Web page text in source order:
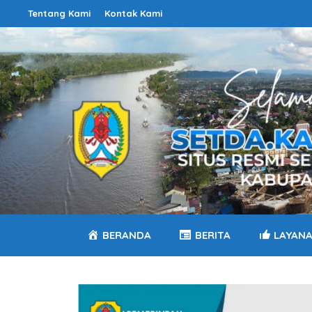
Langsung
ke
Tentang Kami Kontak Kami
BERANDA BERITA